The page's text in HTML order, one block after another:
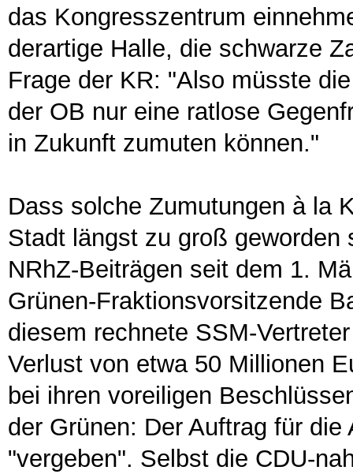
das Kongresszentrum
derartige Halle, die schwarze
Frage der KR: "Also müsste
der OB nur eine ratlose
in Zukunft zumuten können."
Dass solche Zumutungen à la
Stadt längst zu groß
NRhZ-Beiträgen seit dem 1.
Grünen-Fraktionsvorsitzende
diesem rechnete SSM-
Verlust von etwa 50 Millionen
bei ihren voreiligen
der Grünen: Der Auftrag für
"vergeben". Selbst die CDU-